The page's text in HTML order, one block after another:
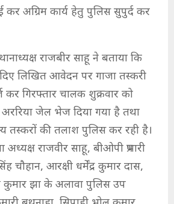
कर अग्रिम कार्य हेतु पुलिस सुपुर्द कर
राजबीर साहू ने बताया कि
लिखित आवेदन पर गाजा तस्करी
गिरफ्तार चालक शुक्रवार को
जेल भेज दिया गया है तथा
तस्करों की तलाश पुलिस कर रही है।
राजवीर साहू, बीओपी प्रभारी
चौहान, आरक्षी धर्मेंद्र कुमार दास,
कुमार झा के अलावा पुलिस उप